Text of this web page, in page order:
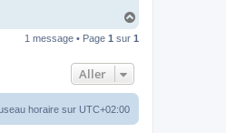
u
1 message • Page 1 sur 1
Aller
horaire sur UTC+02:00